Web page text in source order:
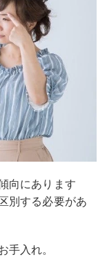
向にあります
別する必要があ
手入れ。